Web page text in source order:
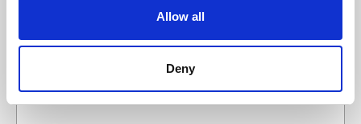
text file that a web browser saves to your computer. You
browser settings accordingly. This could affect the
functioning of the website, however. We also use third-
party ad networks for advertising certain Alumio services
on the internet
Allow all
Deny
Fallstudie lesen